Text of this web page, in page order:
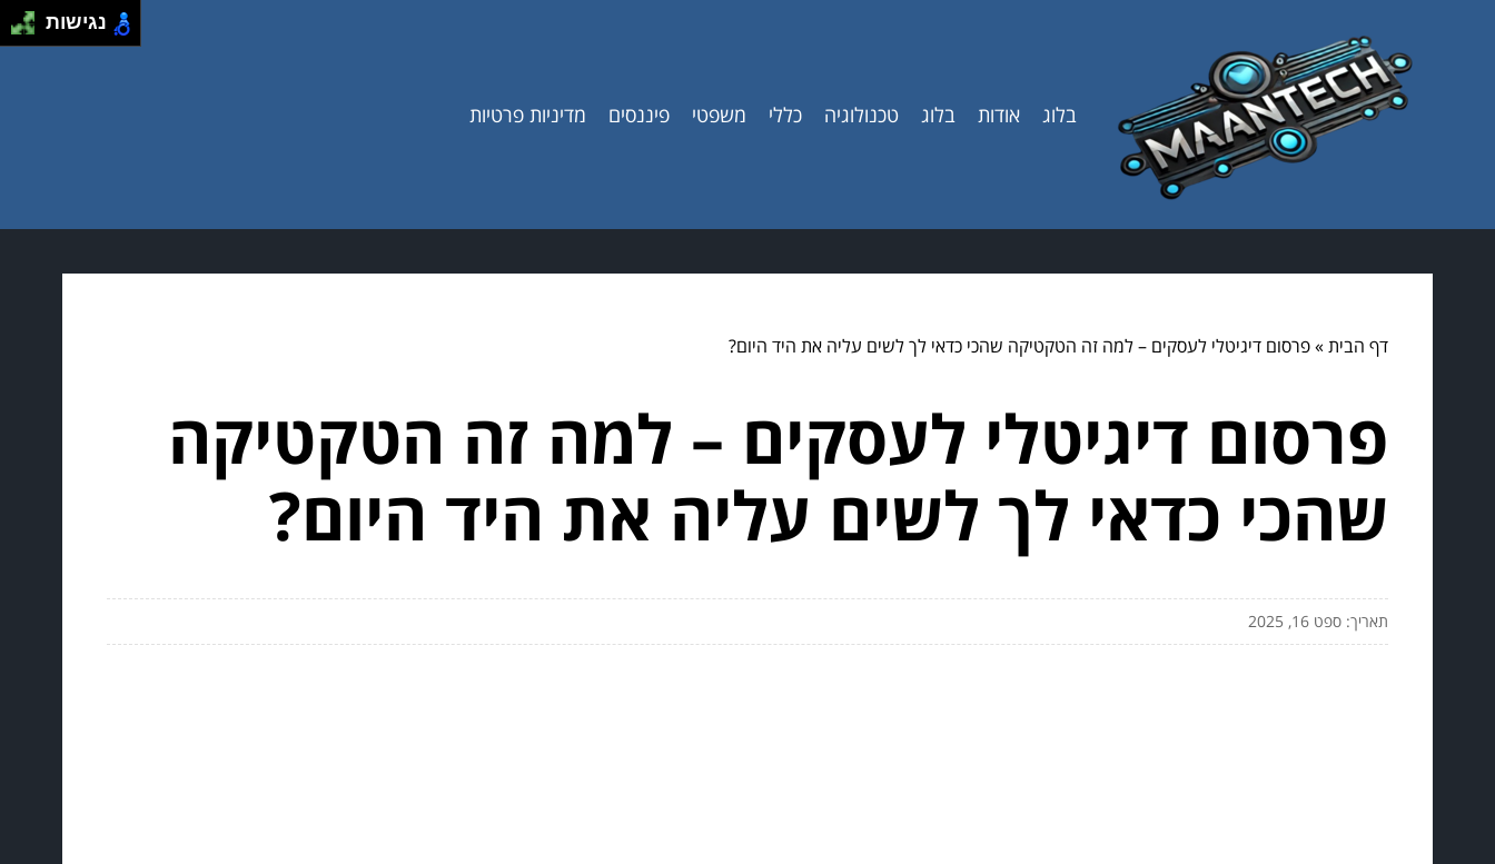
בלוג אודות בלוג טכנולוגיה כללי משפטי פיננסים מדיניות פרטיות
דף הבית»פרסום דיגיטלי לעסקים – למה זה הטקטיקה שהכי כדאי לך לשים עליה את היד היום?
פרסום דיגיטלי לעסקים – למה זה הטקטיקה
שהכי כדאי לך לשים עליה את היד היום?
תאריך: ספט 16, 2025
נגישות